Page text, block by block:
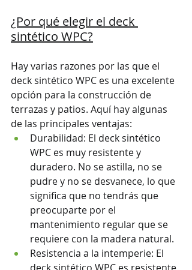
¿Por qué elegir el deck
sintético WPC?
Hay varias razones por las que el
deck sintético WPC es una excelente
opción para la construcción de
terrazas y patios. Aquí hay algunas
de las principales ventajas:
Durabilidad: El deck sintético
WPC es muy resistente y
duradero. No se astilla, no se
pudre y no se desvanece, lo que
significa que no tendrás que
preocuparte por el
mantenimiento regular que se
requiere con la madera natural.
Resistencia a la intemperie: El